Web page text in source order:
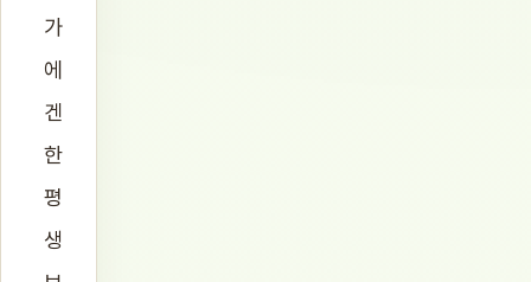
가
에
겐
한
평
생